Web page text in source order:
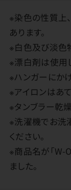
※染色の性質上
あります。
※白色及び淡色
※漂白剤は使用
※ハンガーにか
※アイロンはあ
※タンブラー乾
※洗濯機でお洗
ください。
※商品名が「
ました。